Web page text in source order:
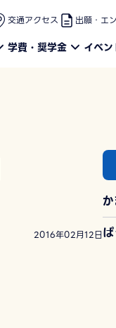
交通アクセス 出願・エ
学費・奨学金 イベ
2016年02月12日